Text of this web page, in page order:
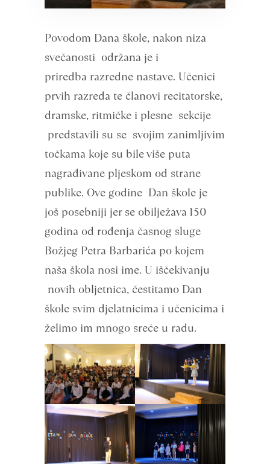
Povodom Dana škole, nakon niza
svečanosti održana je i
priredba razredne nastave. Učenici
prvih razreda te članovi recitatorske,
dramske, ritmičke i plesne sekcije
predstavili su se svojim zanimljivim
točkama koje su bile više puta
nagrađivane pljeskom od strane
publike. Ove godine Dan škole je
još posebniji jer se obilježava 150
godina od rođenja časnog sluge
Božjeg Petra Barbarića po kojem
naša škola nosi ime. U iščekivanju
novih obljetnica, čestitamo Dan
škole svim djelatnicima i učenicima i
želimo im mnogo sreće u radu.